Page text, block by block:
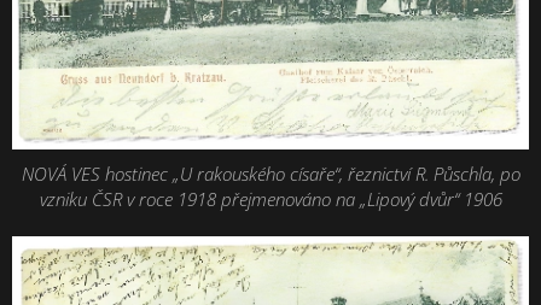
NOVÁ VES hostinec „U rakouského císaře“, řeznictví R. Půschla, po
vzniku ČSR v roce 1918 přejmenováno na „Lipový dvůr“ 1906